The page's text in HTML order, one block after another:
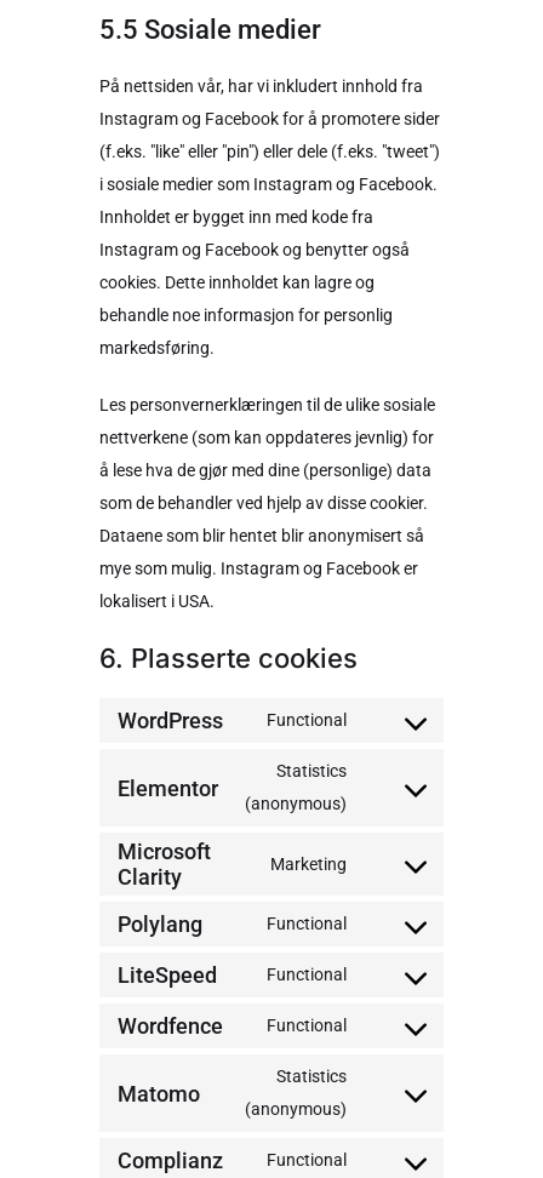
5.5 Sosiale medier
På nettsiden vår, har vi inkludert innhold fra
Instagram og Facebook for å promotere sider
(f.eks. "like" eller "pin") eller dele (f.eks. "tweet")
i sosiale medier som Instagram og Facebook.
Innholdet er bygget inn med kode fra
Instagram og Facebook og benytter også
cookies. Dette innholdet kan lagre og
behandle noe informasjon for personlig
markedsføring.
Les personvernerklæringen til de ulike sosiale
nettverkene (som kan oppdateres jevnlig) for
å lese hva de gjør med dine (personlige) data
som de behandler ved hjelp av disse cookier.
Dataene som blir hentet blir anonymisert så
mye som mulig. Instagram og Facebook er
lokalisert i USA.
6. Plasserte cookies
WordPress Functional
Elementor
Statistics
(anonymous)
Microsoft
Clarity
Marketing
Polylang Functional
LiteSpeed Functional
Wordfence Functional
Matomo
Statistics
(anonymous)
Complianz Functional